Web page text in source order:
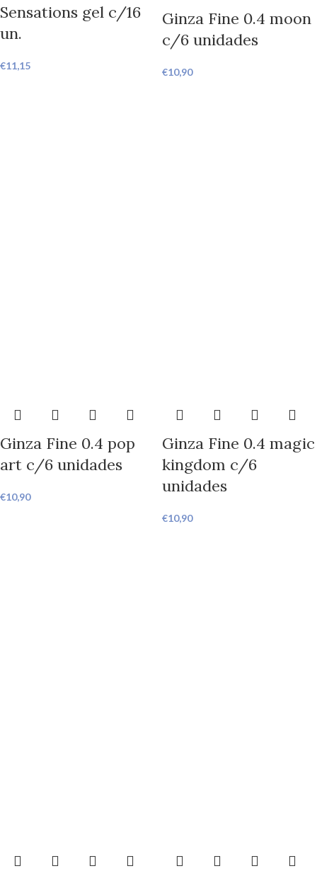
Sensations gel c/16
un.
€11,15
Ginza Fine 0.4 moon
c/6 unidades
€10,90
Ginza Fine 0.4 pop
art c/6 unidades
€10,90
Ginza Fine 0.4 magic
kingdom c/6
unidades
€10,90